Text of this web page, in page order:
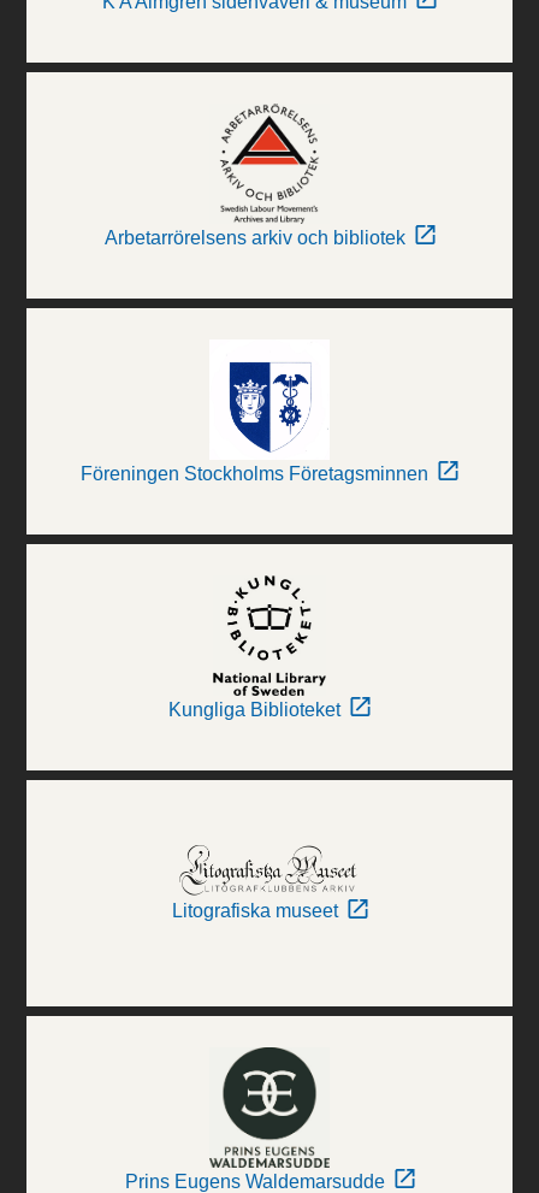
Arbetarrörelsens arkiv och bibliotek
Föreningen Stockholms Företagsminnen
Kungliga Biblioteket
Litografiska museet
Prins Eugens Waldemarsudde